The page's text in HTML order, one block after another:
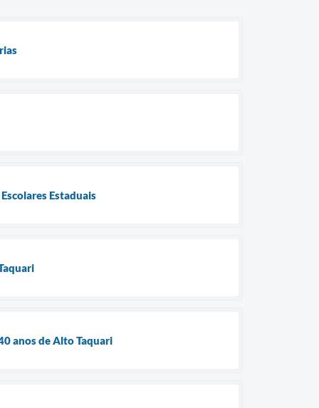
Estaduais
anos de Alto Taquari